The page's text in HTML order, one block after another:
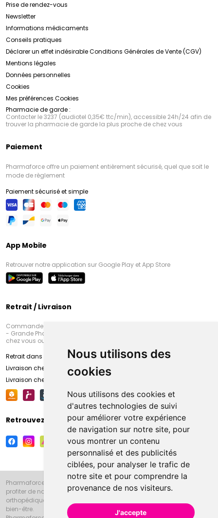
Nous utilisons des
cookies
Nous utilisons des cookies et
d'autres technologies de suivi
pour améliorer votre expérience
de navigation sur notre site, pour
vous montrer un contenu
personnalisé et des publicités
ciblées, pour analyser le trafic de
notre site et pour comprendre la
provenance de nos visiteurs.
J'accepte
Prise de rendez-vous
Newsletter
Informations médicaments
Conseils pratiques
Déclarer un effet indésirableConditions Générales de Vente (CGV)
Mentions légales
Données personnelles
Cookies
Mes préférences Cookies
Pharmacie de garde :
Contacter le 3237 (audiotel 0,35€ ttc/min), accessible 24h/24 afin de
trouver la pharmacie de garde la plus proche de chez vous
Paiement
Pharmaforce offre un paiement entièrement sécurisé, quel que soit le
mode de règlement
Paiement sécurisé et simple
App Mobile
Retrouver notre application sur Google Play et App Store
Retrait / Livraison
Commandez en ligne et venez chercher votre commande à Amiens
- Grande Pharmacie d’Amiens (Fachon) ou recevez-là rapidement
chez vous ou en point retrait
Retrait dans la pharmacie d’Amiens
Livraison chez vous
Livraison chez votre commerçant
Retrouvez-nous sur vos réseaux sociaux
Pharmaforce.fr et la Grande Pharmacie d’Amiens vous souhaitent de
profiter de notre accueil, de nos conseils pharmaceutiques,
orthopédiques, homéopathiques, parapharmaceutiques, beauté et
bien-être.